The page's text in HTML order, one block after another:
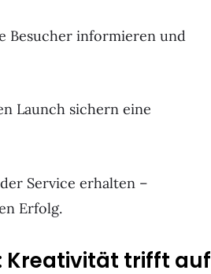
Besucher informieren und
Launch sichern eine
Service erhalten –
Erfolg.
Kreativität trifft auf